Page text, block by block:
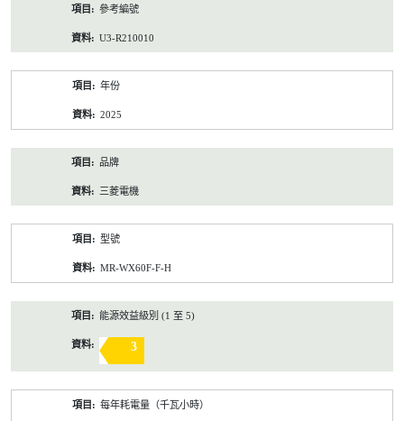
參考編號
U3-R210010
年份
2025
品牌
三菱電機
型號
MR-WX60F-F-H
能源效益級別 (1 至 5)
3
每年耗電量（千瓦小時）